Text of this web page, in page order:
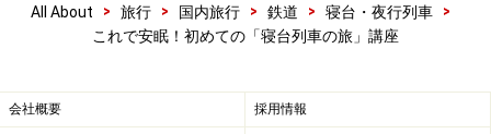
All About > 旅行 > 国内旅行 > 鉄道 > 寝台・夜行列車
>
これで安眠！初めての「寝台列車の旅」講座
会社概要 採用情報